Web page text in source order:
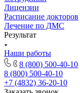
Лицензии
Расписание докторов
Лечение по ДМС
Результат
Наши работы
8 (800) 500-40-10
8 (800) 500-40-10
+7 (4832) 36-20-10